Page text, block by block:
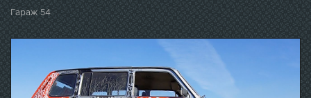
Гараж 54